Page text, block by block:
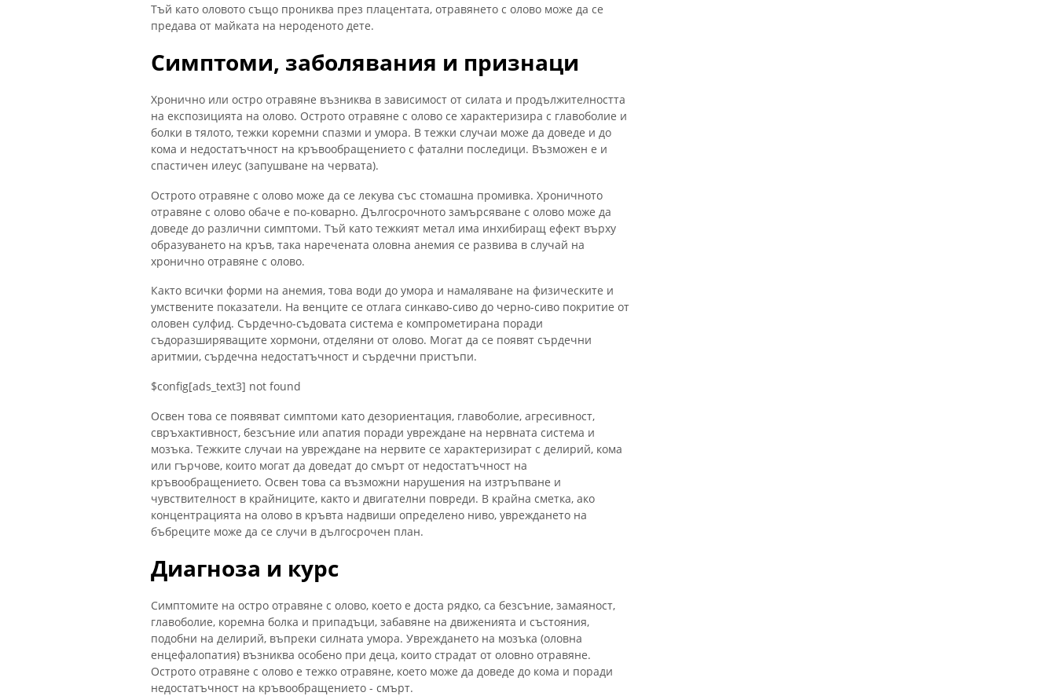
Тъй като оловото също прониква през плацентата, отравянето с олово може да се
предава от майката на нероденото дете.
Симптоми, заболявания и признаци
Хронично или остро отравяне възниква в зависимост от силата и продължителността
на експозицията на олово. Острото отравяне с олово се характеризира с главоболие и
болки в тялото, тежки коремни спазми и умора. В тежки случаи може да доведе и до
кома и недостатъчност на кръвообращението с фатални последици. Възможен е и
спастичен илеус (запушване на червата).
Острото отравяне с олово може да се лекува със стомашна промивка. Хроничното
отравяне с олово обаче е по-коварно. Дългосрочното замърсяване с олово може да
доведе до различни симптоми. Тъй като тежкият метал има инхибиращ ефект върху
образуването на кръв, така наречената оловна анемия се развива в случай на
хронично отравяне с олово.
Както всички форми на анемия, това води до умора и намаляване на физическите и
умствените показатели. На венците се отлага синкаво-сиво до черно-сиво покритие от
оловен сулфид. Сърдечно-съдовата система е компрометирана поради
съдоразширяващите хормони, отделяни от олово. Могат да се появят сърдечни
аритмии, сърдечна недостатъчност и сърдечни пристъпи.
$config[ads_text3] not found
Освен това се появяват симптоми като дезориентация, главоболие, агресивност,
свръхактивност, безсъние или апатия поради увреждане на нервната система и
мозъка. Тежките случаи на увреждане на нервите се характеризират с делирий, кома
или гърчове, които могат да доведат до смърт от недостатъчност на
кръвообращението. Освен това са възможни нарушения на изтръпване и
чувствителност в крайниците, както и двигателни повреди. В крайна сметка, ако
концентрацията на олово в кръвта надвиши определено ниво, увреждането на
бъбреците може да се случи в дългосрочен план.
Диагноза и курс
Симптомите на остро отравяне с олово, което е доста рядко, са безсъние, замаяност,
главоболие, коремна болка и припадъци, забавяне на движенията и състояния,
подобни на делирий, въпреки силната умора. Увреждането на мозъка (оловна
енцефалопатия) възниква особено при деца, които страдат от оловно отравяне.
Острото отравяне с олово е тежко отравяне, което може да доведе до кома и поради
недостатъчност на кръвообращението - смърт.